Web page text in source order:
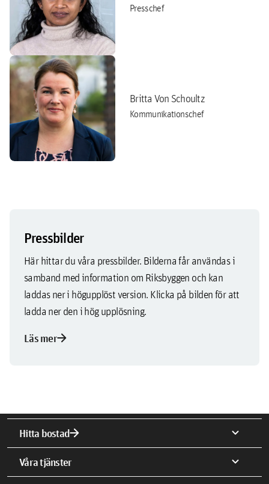
Presschef
Britta Von Schoultz
Kommunikationschef
Pressbilder
Här hittar du våra pressbilder. Bilderna får användas i
samband med information om Riksbyggen och kan
laddas ner i högupplöst version. Klicka på bilden för att
ladda ner den i hög upplösning.
Läs merarrow_forward
Hitta bostadarrow_forward expand_more
Våra tjänster expand_more